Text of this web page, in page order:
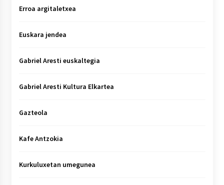
Erroa argitaletxea
Euskara jendea
Gabriel Aresti euskaltegia
Gabriel Aresti Kultura Elkartea
Gazteola
Kafe Antzokia
Kurkuluxetan umegunea